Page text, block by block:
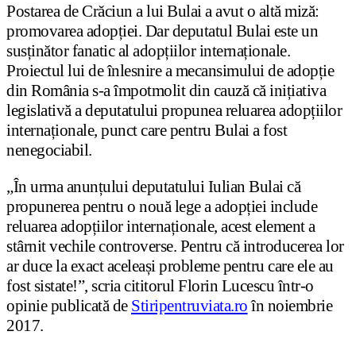
Postarea de Crăciun a lui Bulai a avut o altă miză:
promovarea adopției. Dar deputatul Bulai este un
susținător fanatic al adopțiilor internaționale.
Proiectul lui de înlesnire a mecansimului de adopție
din România s-a împotmolit din cauză că inițiativa
legislativă a deputatului propunea reluarea adopțiilor
internaționale, punct care pentru Bulai a fost
nenegociabil.
„În urma anunțului deputatului Iulian Bulai că
propunerea pentru o nouă lege a adopției include
reluarea adopțiilor internaționale, acest element a
stârnit vechile controverse. Pentru că introducerea lor
ar duce la exact aceleași probleme pentru care ele au
fost sistate!”, scria cititorul Florin Lucescu într-o
opinie publicată de Stiripentruviata.roîn noiembrie
2017.